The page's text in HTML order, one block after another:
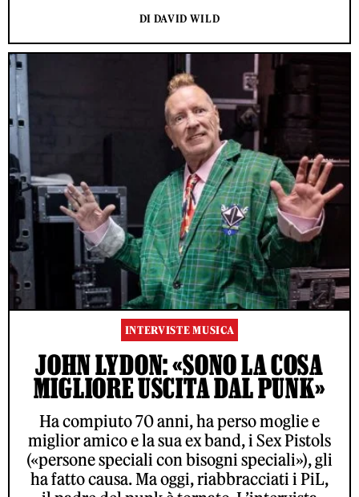
DI DAVID WILD
INTERVISTE MUSICA
JOHN LYDON: «SONO LA COSA
MIGLIORE USCITA DAL PUNK»
Ha compiuto 70 anni, ha perso moglie e
miglior amico e la sua ex band, i Sex Pistols
(«persone speciali con bisogni speciali»), gli
ha fatto causa. Ma oggi, riabbracciati i PiL,